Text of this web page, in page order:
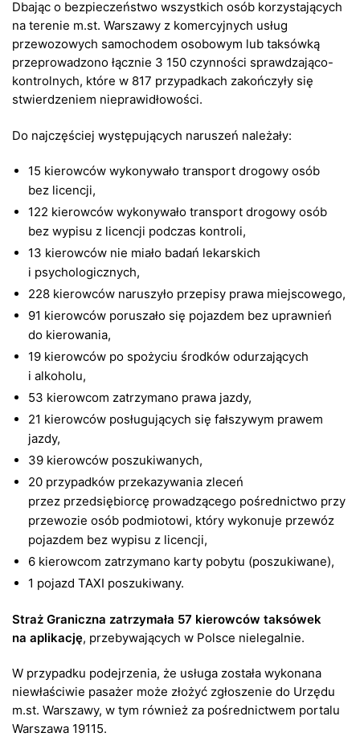
Dbając o bezpieczeństwo wszystkich osób korzystających
na terenie m.st. Warszawy z komercyjnych usług
przewozowych samochodem osobowym lub taksówką
przeprowadzono łącznie 3 150 czynności sprawdzająco-
kontrolnych, które w 817 przypadkach zakończyły się
stwierdzeniem nieprawidłowości.
Do najczęściej występujących naruszeń należały:
15 kierowców wykonywało transport drogowy osób
bez licencji,
122 kierowców wykonywało transport drogowy osób
bez wypisu z licencji podczas kontroli,
13 kierowców nie miało badań lekarskich
i psychologicznych,
228 kierowców naruszyło przepisy prawa miejscowego,
91 kierowców poruszało się pojazdem bez uprawnień
do kierowania,
19 kierowców po spożyciu środków odurzających
i alkoholu,
53 kierowcom zatrzymano prawa jazdy,
21 kierowców posługujących się fałszywym prawem
jazdy,
39 kierowców poszukiwanych,
20 przypadków przekazywania zleceń
przez przedsiębiorcę prowadzącego pośrednictwo przy
przewozie osób podmiotowi, który wykonuje przewóz
pojazdem bez wypisu z licencji,
6 kierowcom zatrzymano karty pobytu (poszukiwane),
1 pojazd TAXI poszukiwany.
Straż Graniczna zatrzymała 57 kierowców taksówek
na aplikację, przebywających w Polsce nielegalnie.
W przypadku podejrzenia, że usługa została wykonana
niewłaściwie pasażer może złożyć zgłoszenie do Urzędu
m.st. Warszawy, w tym również za pośrednictwem portalu
Warszawa 19115.